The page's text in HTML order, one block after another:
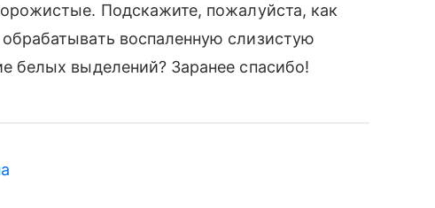
Подскажите, пожалуйста, как
воспаленную слизистую
белых выделений? Заранее спасибо!